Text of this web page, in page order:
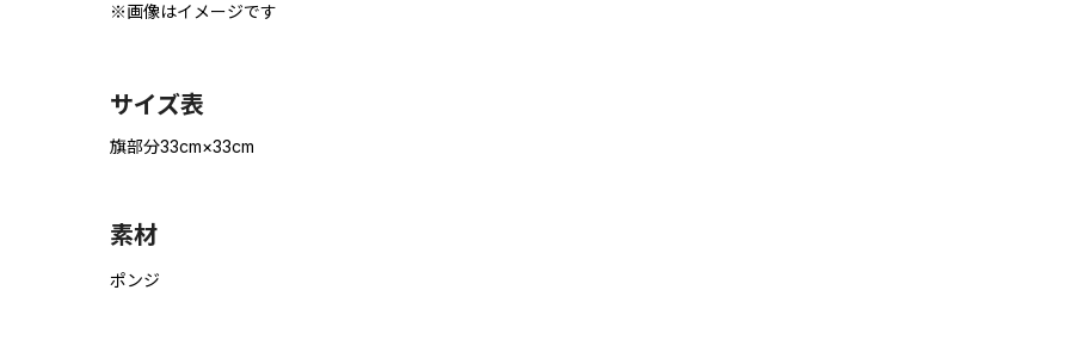
※画像はイメージです
サイズ表
旗部分33cm×33cm
素材
ポンジ